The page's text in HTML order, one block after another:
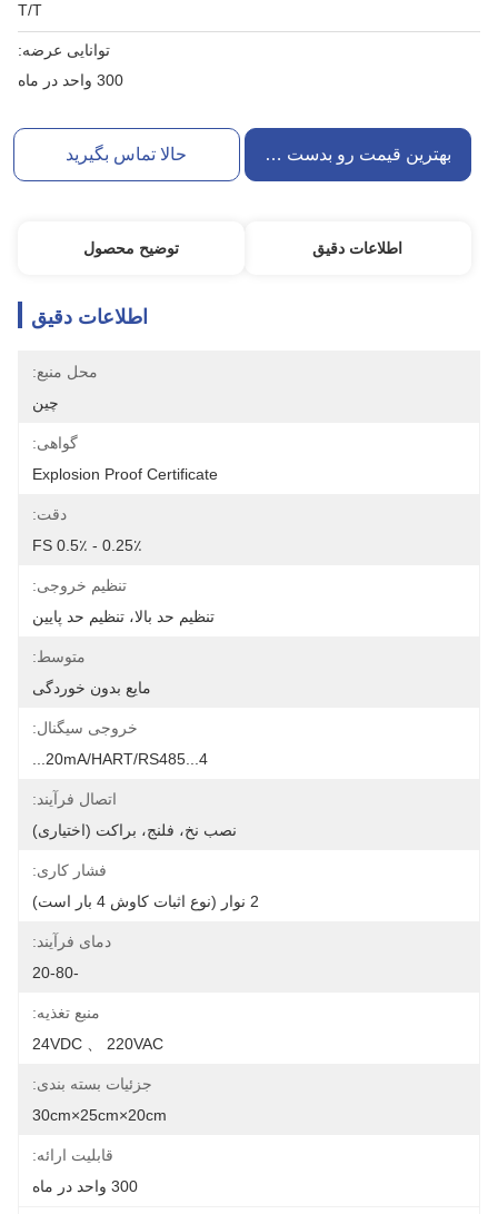
T/T
توانایی عرضه:
300 واحد در ماه
بهترین قیمت رو بدست بیار حالا تماس بگیرید
اطلاعات دقیق توضیح محصول
اطلاعات دقیق
محل منبع:
چین
گواهی:
Explosion Proof Certificate
دقت:
0.25٪ - 0.5٪ FS
تنظیم خروجی:
تنظیم حد بالا، تنظیم حد پایین
متوسط:
مایع بدون خوردگی
خروجی سیگنال:
4...20mA/HART/RS485...
اتصال فرآیند:
نصب نخ، فلنج، براکت (اختیاری)
فشار کاری:
دمای فرآیند:
منبع تغذیه:
24VDC 、 220VAC
جزئیات بسته بندی:
30cm×25cm×20cm
قابلیت ارائه:
300 واحد در ماه